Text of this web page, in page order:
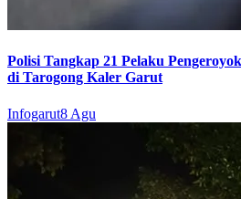
Polisi Tangkap 21 Pelaku
di Tarogong Kaler Garut
Infogarut8 Agu